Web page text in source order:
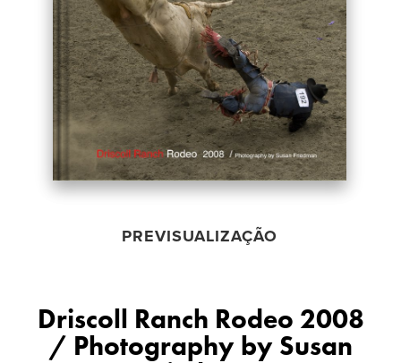
PREVISUALIZAÇÃO
Driscoll Ranch Rodeo 2008
/ Photography by Susan